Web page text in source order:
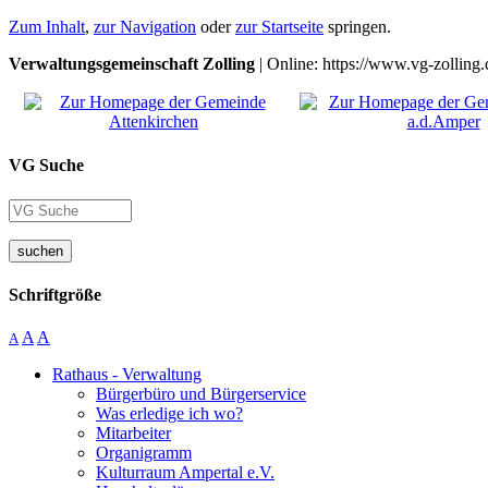
Zum Inhalt, zur Navigation oderzur Startseite springen.
Verwaltungsgemeinschaft Zolling | Online: https://www.vg-
VG Suche
suchen
Schriftgröße
A A A
Rathaus - Verwaltung
Bürgerbüro und Bürgerservice
Was erledige ich wo?
Mitarbeiter
Organigramm
Kulturraum Ampertal e.V.